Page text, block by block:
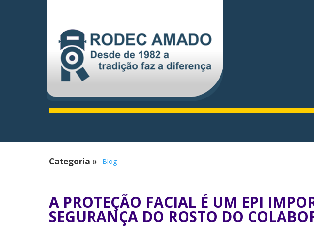
Categoria » Blog
A PROTEÇÃO FACIAL É UM EPI
SEGURANÇA DO ROSTO DO